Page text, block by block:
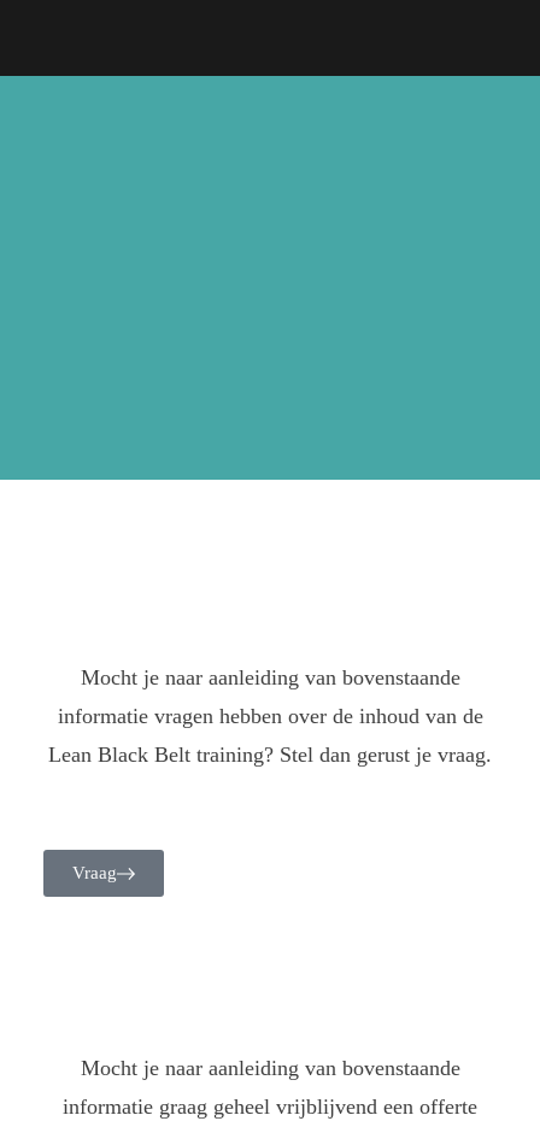
Mocht je naar aanleiding van bovenstaande
informatie vragen hebben over de inhoud van de
Lean Black Belt training? Stel dan gerust je vraag.
Vraag
Mocht je naar aanleiding van bovenstaande
informatie graag geheel vrijblijvend een offerte